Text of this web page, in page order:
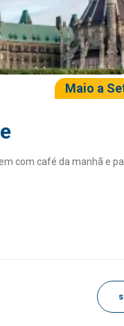
Maio a
com café da manhã e